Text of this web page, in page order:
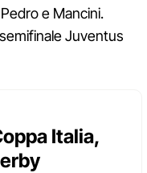
e Mancini.
Juventus
Italia,